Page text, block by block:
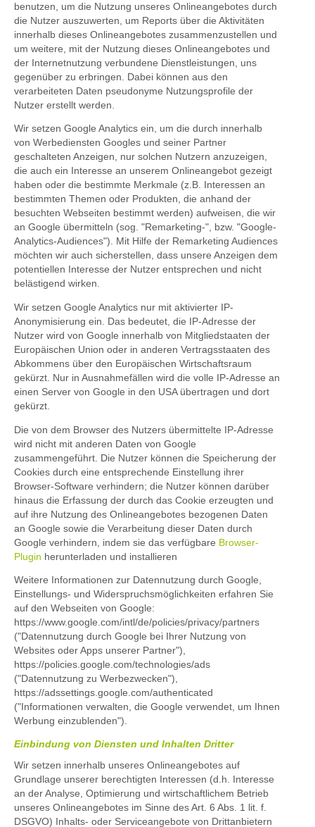
benutzen, um die Nutzung unseres Onlineangebotes durch
die Nutzer auszuwerten, um Reports über die Aktivitäten
innerhalb dieses Onlineangebotes zusammenzustellen und
um weitere, mit der Nutzung dieses Onlineangebotes und
der Internetnutzung verbundene Dienstleistungen, uns
gegenüber zu erbringen. Dabei können aus den
verarbeiteten Daten pseudonyme Nutzungsprofile der
Nutzer erstellt werden.
Wir setzen Google Analytics ein, um die durch innerhalb
von Werbediensten Googles und seiner Partner
geschalteten Anzeigen, nur solchen Nutzern anzuzeigen,
die auch ein Interesse an unserem Onlineangebot gezeigt
haben oder die bestimmte Merkmale (z.B. Interessen an
bestimmten Themen oder Produkten, die anhand der
besuchten Webseiten bestimmt werden) aufweisen, die wir
an Google übermitteln (sog. "Remarketing-", bzw. "Google-
Analytics-Audiences"). Mit Hilfe der Remarketing Audiences
möchten wir auch sicherstellen, dass unsere Anzeigen dem
potentiellen Interesse der Nutzer entsprechen und nicht
belästigend wirken.
Wir setzen Google Analytics nur mit aktivierter IP-
Anonymisierung ein. Das bedeutet, die IP-Adresse der
Nutzer wird von Google innerhalb von Mitgliedstaaten der
Europäischen Union oder in anderen Vertragsstaaten des
Abkommens über den Europäischen Wirtschaftsraum
gekürzt. Nur in Ausnahmefällen wird die volle IP-Adresse an
einen Server von Google in den USA übertragen und dort
gekürzt.
Die von dem Browser des Nutzers übermittelte IP-Adresse
wird nicht mit anderen Daten von Google
zusammengeführt. Die Nutzer können die Speicherung der
Cookies durch eine entsprechende Einstellung ihrer
Browser-Software verhindern; die Nutzer können darüber
hinaus die Erfassung der durch das Cookie erzeugten und
auf ihre Nutzung des Onlineangebotes bezogenen Daten
an Google sowie die Verarbeitung dieser Daten durch
Google verhindern, indem sie das verfügbare Browser-
Plugin herunterladen und installieren
Weitere Informationen zur Datennutzung durch Google,
Einstellungs- und Widerspruchsmöglichkeiten erfahren Sie
auf den Webseiten von Google:
https://www.google.com/intl/de/policies/privacy/partners
("Datennutzung durch Google bei Ihrer Nutzung von
Websites oder Apps unserer Partner"),
https://policies.google.com/technologies/ads
("Datennutzung zu Werbezwecken"),
https://adssettings.google.com/authenticated
("Informationen verwalten, die Google verwendet, um Ihnen
Werbung einzublenden").
Einbindung von Diensten und Inhalten Dritter
Wir setzen innerhalb unseres Onlineangebotes auf
Grundlage unserer berechtigten Interessen (d.h. Interesse
an der Analyse, Optimierung und wirtschaftlichem Betrieb
unseres Onlineangebotes im Sinne des Art. 6 Abs. 1 lit. f.
DSGVO) Inhalts- oder Serviceangebote von Drittanbietern